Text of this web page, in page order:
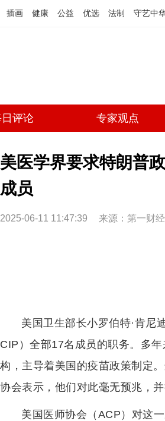
插画 健康 公益 优选 法制 守艺中
评论 专家观点
美医学界要求特朗普
成员
2025-06-11 11:47:39 来源： 第一财经
美国卫生部长小罗伯特·肯尼
CIP）全部17名成员的职务。多
构，主导着美国的疫苗政策制定
协会表示，他们对此毫无预兆，
美国医师协会（ACP）对这